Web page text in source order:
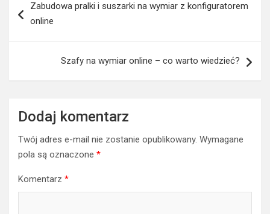
wpisu
Zabudowa pralki i suszarki na wymiar z konfiguratorem
online
Szafy na wymiar online – co warto wiedzieć?
Dodaj komentarz
Twój adres e-mail nie zostanie opublikowany. Wymagane
pola są oznaczone *
Komentarz *